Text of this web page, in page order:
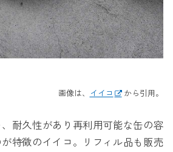
画像は、 イイコ から引用。
耐久性があり再利用可能な缶の容
特徴のイイコ。リフィル品も販売